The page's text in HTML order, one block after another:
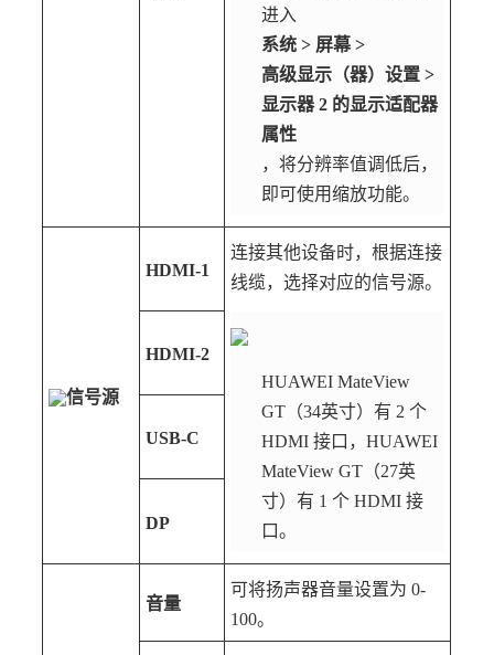
进入
系统 > 屏幕>
高级显示（器）设置 >
显示器 2 的显示适配器
属性
，将分辨率值调低后，
即可使用缩放功能。
信号源
HDMI-1
连接其他设备时，根据连接
线缆，选择对应的信号源。
HUAWEI MateView
GT（34英寸）有 2 个
HDMI 接口，HUAWEI
MateView GT（27英
寸）有 1 个 HDMI 接
口。
HDMI-2
USB-C
DP
音量
可将扬声器音量设置为 0-
100。